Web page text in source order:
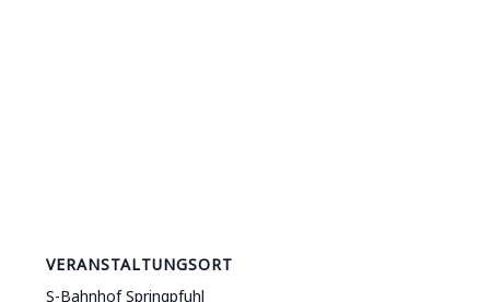
VERANSTALTUNGSORT
S-Bahnhof Springpfuhl